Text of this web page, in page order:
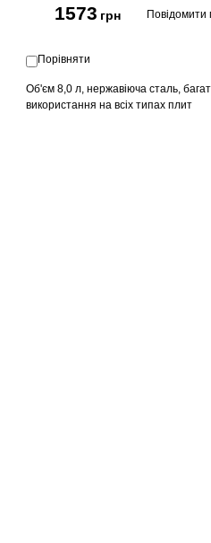
1573 грн Повідомити
Порівняти
Об'єм 8,0 л, нержавіюча сталь,
використання на всіх типах плит